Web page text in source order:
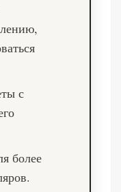
с
более